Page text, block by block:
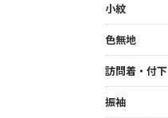
小紋
色無地
訪問着・付下
振袖